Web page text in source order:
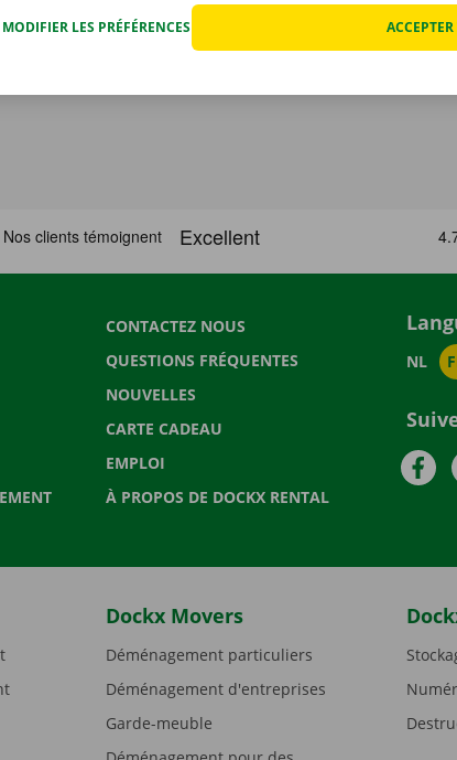
CONTACTEZ NOUS
QUESTIONS FRÉQUENTES
NOUVELLES
CARTE CADEAU
EMPLOI
À PROPOS DE DOCKX RENTAL
NL
Dockx Movers
Déménagement particuliers
Déménagement d'entreprises
Garde-meuble
MODIFIER LES PRÉFÉRENCES